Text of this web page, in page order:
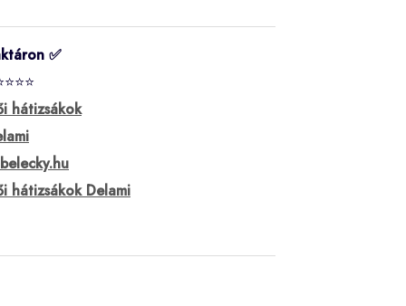
✅
hátizsákok
hátizsákok Delami